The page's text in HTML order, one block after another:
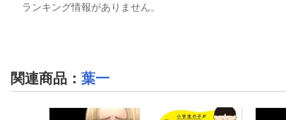
ランキング情報がありません。
関連商品 ： 葉一